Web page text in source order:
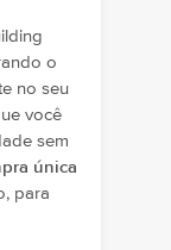
o
no seu
você
sem
única
para